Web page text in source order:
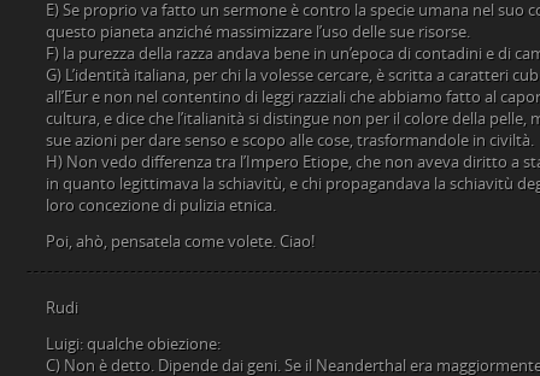
E) Se proprio va fatto un sermone è contro la specie umana nel suo
questo pianeta anziché massimizzare l’uso delle sue risorse.
F) la purezza della razza andava bene in un’epoca di contadini e di
G) L’identità italiana, per chi la volesse cercare, è scritta a caratteri
all’Eur e non nel contentino di leggi razziali che abbiamo fatto al
cultura, e dice che l’italianità si distingue non per il colore della pelle,
sue azioni per dare senso e scopo alle cose, trasformandole in civiltà.
H) Non vedo differenza tra l’Impero Etiope, che non aveva diritto a
in quanto legittimava la schiavitù, e chi propagandava la schiavitù
loro concezione di pulizia etnica.
Poi, ahò, pensatela come volete. Ciao!
Rudi
Luigi: qualche obiezione:
C) Non è detto. Dipende dai geni. Se il Neanderthal era